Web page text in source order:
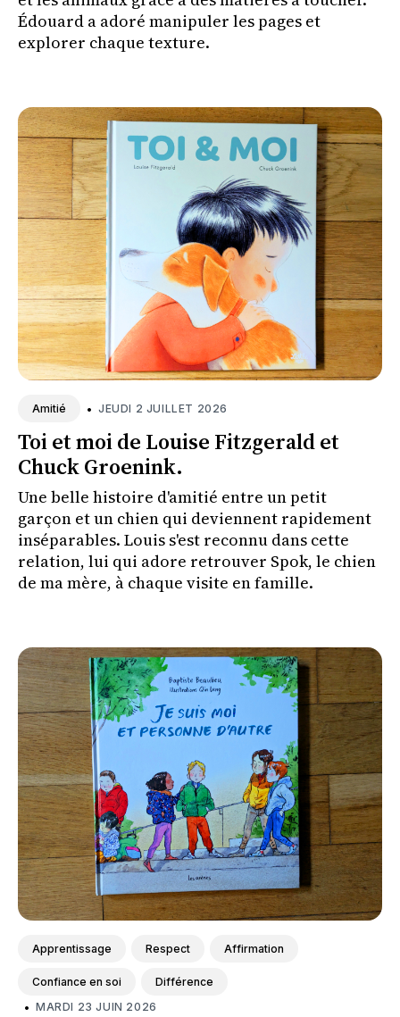
Édouard a adoré manipuler les pages et
explorer chaque texture.
Amitié • JEUDI 2 JUILLET 2026
Toi et moi de Louise Fitzgerald et
Chuck Groenink.
Une belle histoire d'amitié entre un petit
garçon et un chien qui deviennent rapidement
inséparables. Louis s'est reconnu dans cette
relation, lui qui adore retrouver Spok, le chien
de ma mère, à chaque visite en famille.
Apprentissage Respect Affirmation
Confiance en soi Différence
• MARDI 23 JUIN 2026